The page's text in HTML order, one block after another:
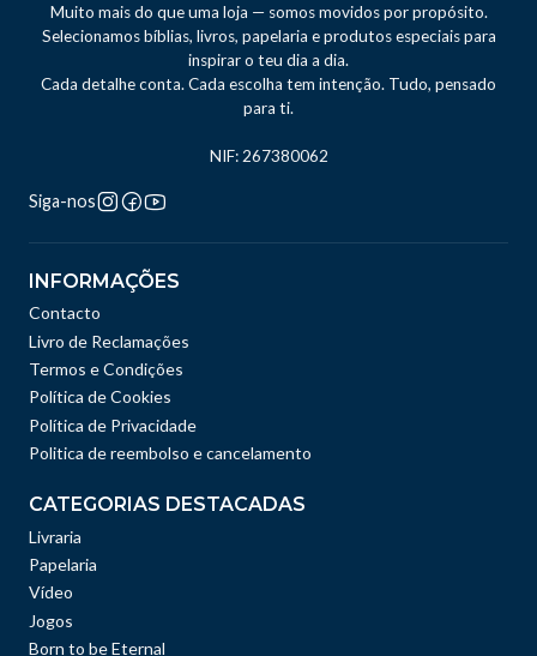
Muito mais do que uma loja — somos movidos por propósito.
Selecionamos bíblias, livros, papelaria e produtos especiais para
inspirar o teu dia a dia.
Cada detalhe conta. Cada escolha tem intenção. Tudo, pensado
para ti.
NIF: 267380062
Siga-nos
INFORMAÇÕES
Contacto
Livro de Reclamações
Termos e Condições
Política de Cookies
Política de Privacidade
Politica de reembolso e cancelamento
CATEGORIAS DESTACADAS
Livraria
Papelaria
Vídeo
Jogos
Born to be Eternal